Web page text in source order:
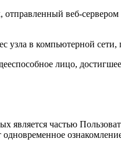
веб-
узла в компьютерной сети,
лицо,
является частью